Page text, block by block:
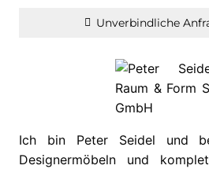
Unverbindliche
Ich bin Peter Seidel und
Designermöbeln und